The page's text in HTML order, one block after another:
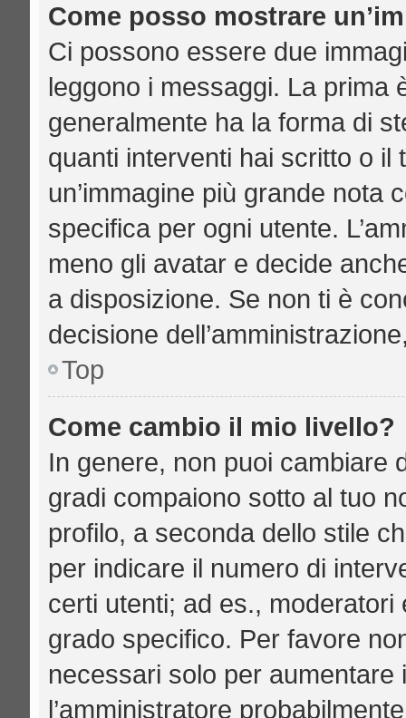
Come posso mostrare
Ci possono essere due
leggono i messaggi. La prima
generalmente ha la forma di
quanti interventi hai scritto o il
un’immagine più grande nota
specifica per ogni utente.
meno gli avatar e decide
a disposizione. Se non ti è
decisione
Top
Come cambio il mio livello?
In genere, non puoi cambiare
gradi compaiono sotto al tuo
profilo, a seconda dello stile
per indicare il numero di
certi utenti; ad es.,
grado specifico. Per favore
necessari solo per
l’amministratore